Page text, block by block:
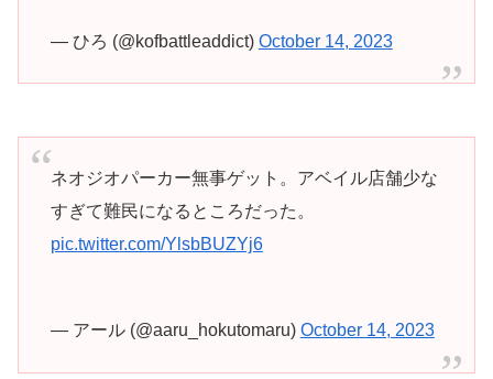
— ひろ (@kofbattleaddict) October 14, 2023
ネオジオパーカー無事ゲット。アベイル店舗少な
すぎて難民になるところだった。
pic.twitter.com/YlsbBUZYj6
— アール (@aaru_hokutomaru) October 14, 2023